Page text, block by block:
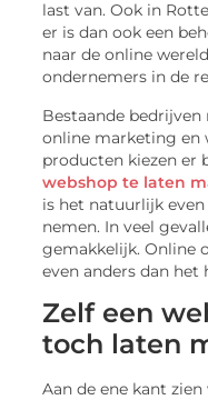
last van. Ook in
er is dan ook een
naar de online
ondernemers in de
Bestaande
online marketing en
producten kiezen er
webshop te laten
is het natuurlijk
nemen. In veel
gemakkelijk. Online
even anders dan het
Zelf een
toch laten
Aan de ene kant